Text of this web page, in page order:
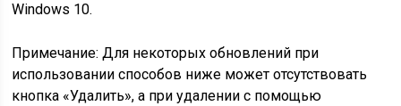
Windows 10.
Примечание: Для некоторых обновлений при
использовании способов ниже может отсутствовать
кнопка «Удалить», а при удалении с помощью